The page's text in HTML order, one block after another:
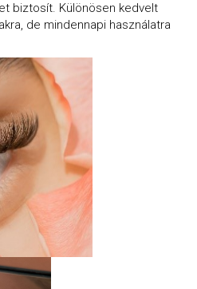
biztosít. Különösen kedvelt
de mindennapi használatra